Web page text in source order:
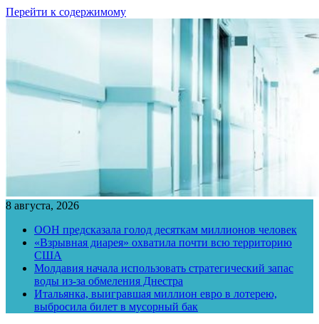
Перейти к содержимому
8 августа, 2026
ООН предсказала голод десяткам миллионов человек
«Взрывная диарея» охватила почти всю территорию
США
Молдавия начала использовать стратегический запас
воды из-за обмеления Днестра
Итальянка, выигравшая миллион евро в лотерею,
выбросила билет в мусорный бак